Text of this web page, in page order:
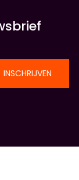
INSCHRIJVEN